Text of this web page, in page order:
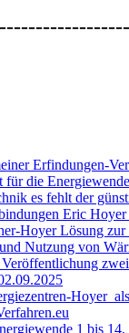
Erfindungen-
für die
es fehlt der
Eric
Hoyer Lösung
Nutzung von
Hoyer
1 bis